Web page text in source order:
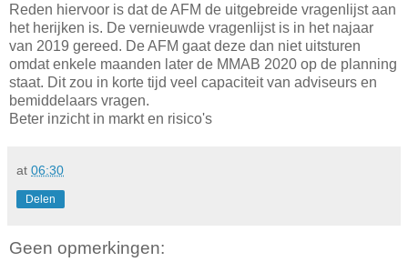
Reden hiervoor is dat de AFM de uitgebreide vragenlijst aan
het herijken is. De vernieuwde vragenlijst is in het najaar
van 2019 gereed. De AFM gaat deze dan niet uitsturen
omdat enkele maanden later de MMAB 2020 op de planning
staat. Dit zou in korte tijd veel capaciteit van adviseurs en
bemiddelaars vragen.
Beter inzicht in markt en risico's
at 06:30
Delen
Geen opmerkingen: